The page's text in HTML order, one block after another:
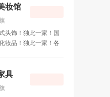
妆馆
头饰！独此一家！国
妆品！独此一家！各
是结婚殿堂上的柔情
少不了艺佳美妆的陪
具